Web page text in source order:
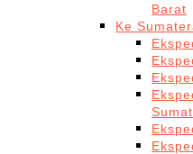
Barat
Ke